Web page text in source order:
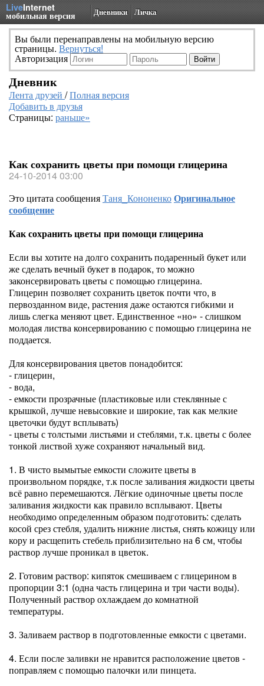
LiveInternet
мобильная версия Дневники Личка
Вы были перенаправлены на мобильную версию
страницы. Вернуться!
Авторизация
Дневник
Лента друзей /Полная версия
Добавить в друзья
Страницы: раньше»
Как сохранить цветы при помощи глицерина
24-10-2014 03:00
Это цитата сообщенияТаня_КононенкоОригинальное
сообщение
Как сохранить цветы при помощи глицерина
Если вы хотите на долго сохранить подаренный букет или
же сделать вечный букет в подарок, то можно
законсервировать цветы с помощью глицерина.
Глицерин позволяет сохранить цветок почти что, в
первозданном виде, растения даже остаются гибкими и
лишь слегка меняют цвет. Единственное «но» - слишком
молодая листва консервированию с помощью глицерина не
поддается.
Для консервирования цветов понадобится:
- глицерин,
- вода,
- емкости прозрачные (пластиковые или стеклянные с
крышкой, лучше невысовкие и широкие, так как мелкие
цветочки будут всплывать)
- цветы с толстыми листьями и стеблями, т.к. цветы с более
тонкой листвой хуже сохраняют начальный вид.
1. В чисто вымытые емкости сложите цветы в
произвольном порядке, т.к после заливания жидкости цветы
всё равно перемешаются. Лёгкие одиночные цветы после
заливания жидкости как правило всплывают. Цветы
необходимо определенным образом подготовить: сделать
косой срез стебля, удалить нижние листья, снять кожицу или
кору и расщепить стебель приблизительно на 6 см, чтобы
раствор лучше проникал в цветок.
2. Готовим раствор: кипяток смешиваем с глицерином в
пропорции 3:1 (одна часть глицерина и три части воды).
Полученный раствор охлаждаем до комнатной
температуры.
3. Заливаем раствор в подготовленные емкости с цветами.
4. Если после заливки не нравится расположение цветов -
поправляем с помощью палочки или пинцета.